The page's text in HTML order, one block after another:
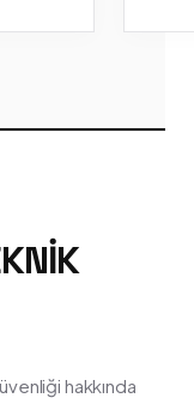
hakkında